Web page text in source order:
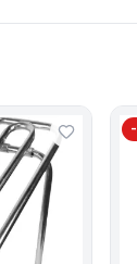
-